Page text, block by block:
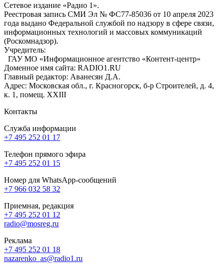
Сетевое издание «Радио 1».
Реестровая запись СМИ Эл № ФС77-85036 от 10 апреля 2023
года выдано Федеральной службой по надзору в сфере связи,
информационных технологий и массовых коммуникаций
(Роскомнадзор).
Учредитель:
ГАУ МО «Информационное агентство «Контент-центр»
Доменное имя сайта: RADIO1.RU
Главный редактор: Аванесян Д.А.
Адрес: Московская обл., г. Красногорск, б-р Строителей, д. 4,
к. 1, помещ. XXIII
Контакты
Служба информации
+7 495 252 01 17
Телефон прямого эфира
+7 495 252 01 15
Номер для WhatsApp-сообщений
+7 966 032 58 32
Приемная, редакция
+7 495 252 01 12
radio@mosreg.ru
Реклама
+7 495 252 01 18
nazarenko_as@radio1.ru